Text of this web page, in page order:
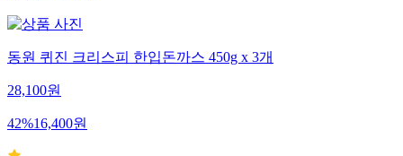
동원 퀴진 크리스피 한입돈까스 450g x 3개
28,100원
42%16,400원